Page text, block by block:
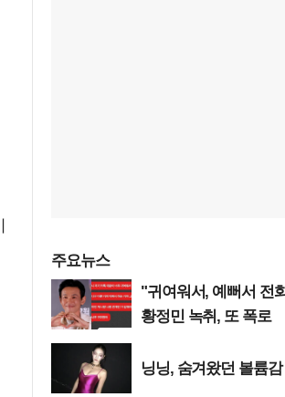
주요뉴스
"귀여워서, 예뻐서 전
황정민 녹취, 또 폭로
닝닝, 숨겨왔던 볼륨